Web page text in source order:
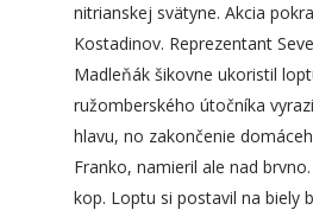
nitrianskej svätyne. Akcia
Kostadinov. Reprezentant
Madleňák šikovne ukoristil
ružomberského útočníka
hlavu, no zakončenie
Franko, namieril ale nad
kop. Loptu si postavil na biely